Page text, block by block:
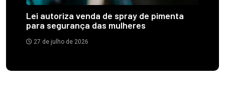
Lei autoriza venda de spray de pimenta
para segurança das mulheres
27 de julho de 2026